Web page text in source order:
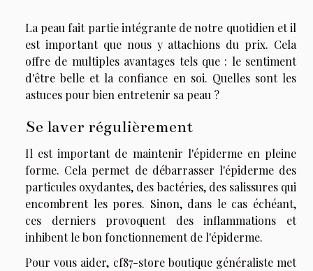
La peau fait partie intégrante de notre quotidien et il
est important que nous y attachions du prix. Cela
offre de multiples avantages tels que : le sentiment
d'être belle et la confiance en soi. Quelles sont les
astuces pour bien entretenir sa peau ?
Se laver régulièrement
Il est important de maintenir l'épiderme en pleine
forme. Cela permet de débarrasser l'épiderme des
particules oxydantes, des bactéries, des salissures qui
encombrent les pores. Sinon, dans le cas échéant,
ces derniers provoquent des inflammations et
inhibent le bon fonctionnement de l'épiderme.
Pour vous aider, cf87-store boutique généralistemet